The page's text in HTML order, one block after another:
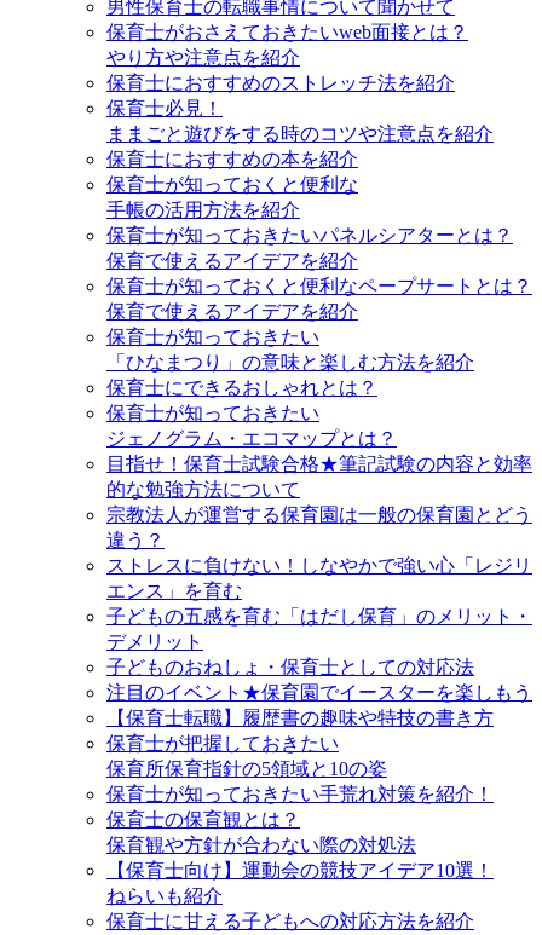
男性保育士の転職事情について聞かせて
保育士がおさえておきたいweb面接とは？
やり方や注意点を紹介
保育士におすすめのストレッチ法を紹介
保育士必見！
ままごと遊びをする時のコツや注意点を紹介
保育士におすすめの本を紹介
保育士が知っておくと便利な
手帳の活用方法を紹介
保育士が知っておきたいパネルシアターとは？
保育で使えるアイデアを紹介
保育士が知っておくと便利なペープサートとは？
保育で使えるアイデアを紹介
保育士が知っておきたい
「ひなまつり」の意味と楽しむ方法を紹介
保育士にできるおしゃれとは？
保育士が知っておきたい
ジェノグラム・エコマップとは？
目指せ！保育士試験合格★筆記試験の内容と効率
的な勉強方法について
宗教法人が運営する保育園は一般の保育園とどう
違う？
ストレスに負けない！しなやかで強い心「レジリ
エンス」を育む
子どもの五感を育む「はだし保育」のメリット・
デメリット
子どものおねしょ・保育士としての対応法
注目のイベント★保育園でイースターを楽しもう
【保育士転職】履歴書の趣味や特技の書き方
保育士が把握しておきたい
保育所保育指針の5領域と10の姿
保育士が知っておきたい手荒れ対策を紹介！
保育士の保育観とは？
保育観や方針が合わない際の対処法
【保育士向け】運動会の競技アイデア10選！
ねらいも紹介
保育士に甘える子どもへの対応方法を紹介